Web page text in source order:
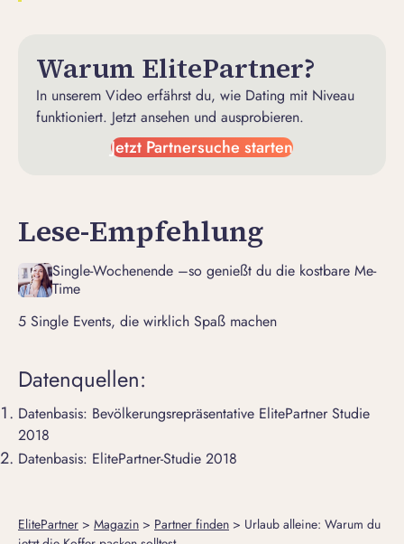
Warum ElitePartner?
In unserem Video erfährst du, wie Dating mit Niveau
funktioniert. Jetzt ansehen und ausprobieren.
Jetzt Partnersuche starten
Lese-Empfehlung
Single-Wochenende –so genießt du die kostbare Me-
Time
5 Single Events, die wirklich Spaß machen
Datenquellen:
Datenbasis: Bevölkerungsrepräsentative ElitePartner Studie
2018
Datenbasis: ElitePartner-Studie 2018
ElitePartner > Magazin > Partner finden > Urlaub alleine: Warum du